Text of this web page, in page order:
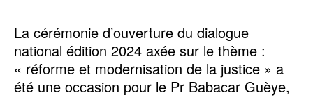
La cérémonie d’ouverture du dialogue
national édition 2024 axée sur le thème :
« réforme et modernisation de la justice » a
été une occasion pour le Pr Babacar Guèye,